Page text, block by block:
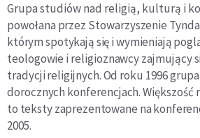
Grupa studiów nad religią, kulturą i
powołana przez Stowarzyszenie
którym spotykają się i wymieniają
teologowie i religioznawcy zajmujący
tradycji religijnych. Od roku 1996
dorocznych konferencjach. Większość
to teksty zaprezentowane na
2005.